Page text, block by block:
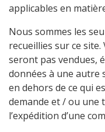
applicables en
Nous sommes les
recueillies sur ce
seront pas vendues,
données à une autre
en dehors de ce qui
demande et / ou une
l’expédition d’une